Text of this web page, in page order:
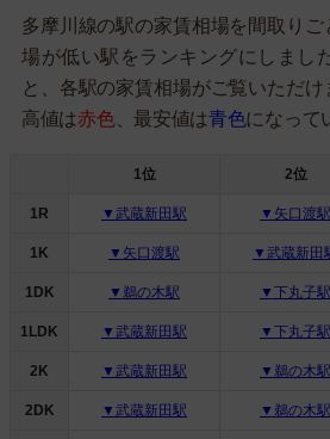
多摩川線の駅の家賃相場を間取りご
場が低い駅をランキングにしまし
と、各駅の家賃相場がご覧いただ
高値は赤色、最安値は青色になって
1位 2位
1R ▼武蔵新田駅 ▼矢口渡駅
1K ▼矢口渡駅 ▼武蔵新田
1DK ▼鵜の木駅 ▼下丸子駅
1LDK ▼武蔵新田駅 ▼下丸子駅
2K ▼武蔵新田駅 ▼鵜の木駅
2DK ▼武蔵新田駅 ▼鵜の木駅